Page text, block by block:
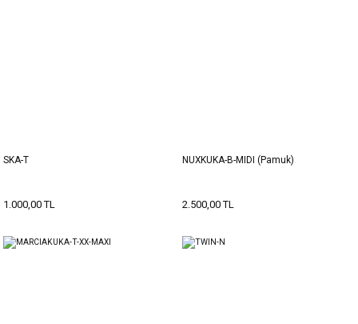
SKA-T
1.000,00 TL
NUXKUKA-B-MIDI (Pamuk)
2.500,00 TL